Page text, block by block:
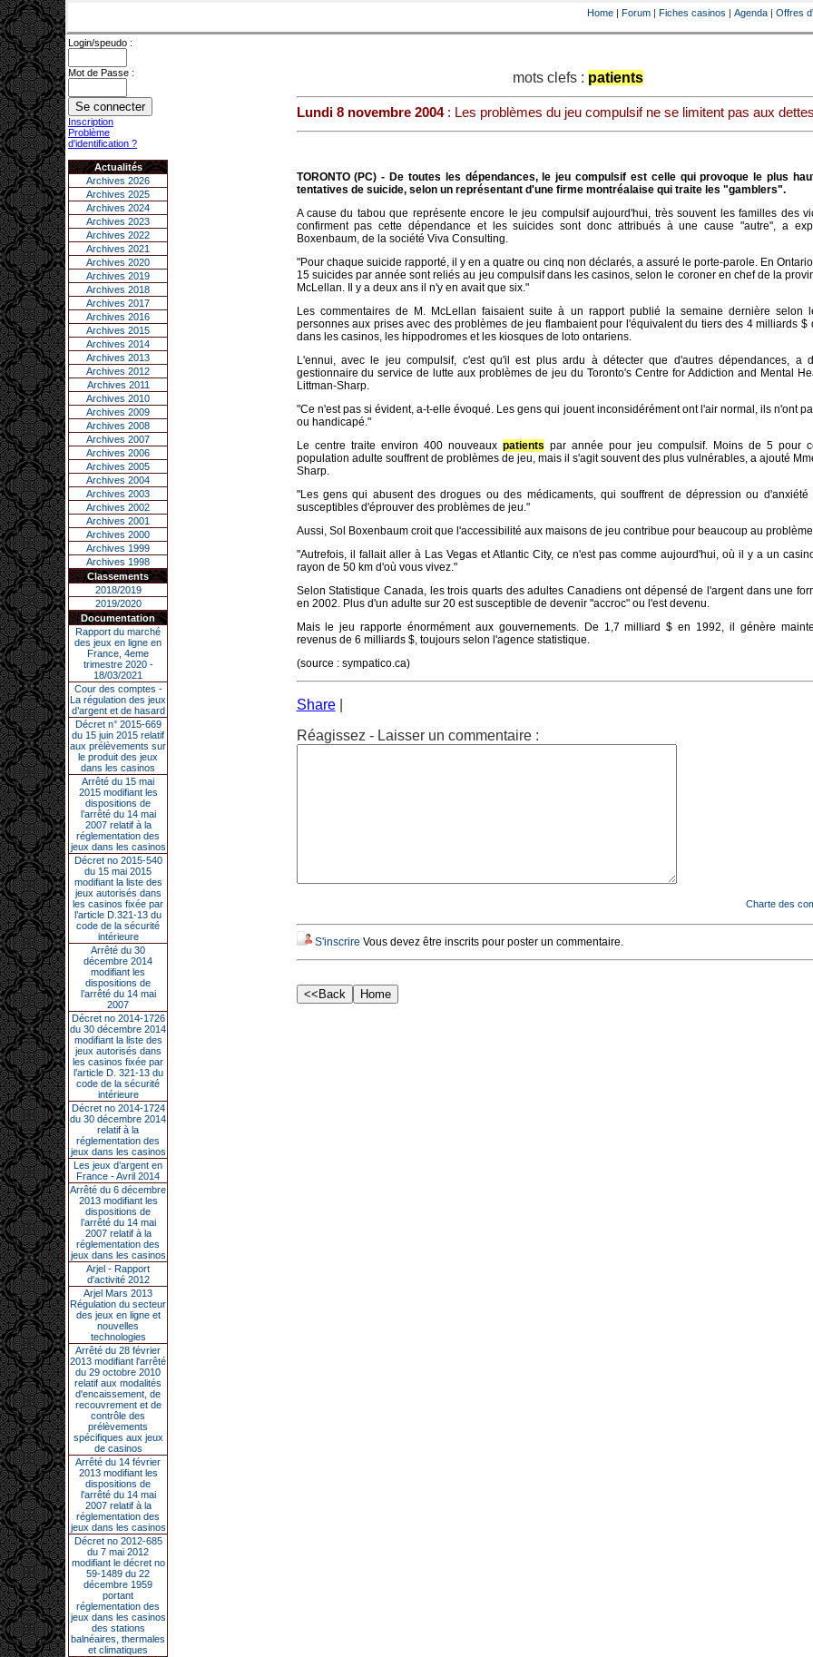
Home | Forum | Fiches casinos | Agenda | Offres
Login/speudo :
Mot de Passe :
Inscription
Problème
d'identification ?
Actualités
Archives 2026
Archives 2025
Archives 2024
Archives 2023
Archives 2022
Archives 2021
Archives 2020
Archives 2019
Archives 2018
Archives 2017
Archives 2016
Archives 2015
Archives 2014
Archives 2013
Archives 2012
Archives 2011
Archives 2010
Archives 2009
Archives 2008
Archives 2007
Archives 2006
Archives 2005
Archives 2004
Archives 2003
Archives 2002
Archives 2001
Archives 2000
Archives 1999
Archives 1998
Classements
2018/2019
2019/2020
Documentation
Rapport du marché
des jeux en ligne en
France, 4eme
trimestre 2020 -
18/03/2021
Cour des comptes -
La régulation des jeux
d’argent et de hasard
Décret n° 2015-669
du 15 juin 2015 relatif
aux prélèvements sur
le produit des jeux
dans les casinos
Arrêté du 15 mai
2015 modifiant les
dispositions de
l’arrêté du 14 mai
2007 relatif à la
réglementation des
jeux dans les casinos
Décret no 2015-540
du 15 mai 2015
modifiant la liste des
jeux autorisés dans
les casinos fixée par
l’article D.321-13 du
code de la sécurité
intérieure
Arrêté du 30
décembre 2014
modifiant les
dispositions de
l’arrêté du 14 mai
2007
Décret no 2014-1726
du 30 décembre 2014
modifiant la liste des
jeux autorisés dans
les casinos fixée par
l’article D. 321-13 du
code de la sécurité
intérieure
Décret no 2014-1724
du 30 décembre 2014
relatif à la
réglementation des
jeux dans les casinos
Les jeux d’argent en
France - Avril 2014
Arrêté du 6 décembre
2013 modifiant les
dispositions de
l’arrêté du 14 mai
2007 relatif à la
réglementation des
jeux dans les casinos
Arjel - Rapport
d'activité 2012
Arjel Mars 2013
Régulation du secteur
des jeux en ligne et
nouvelles
technologies
Arrêté du 28 février
2013 modifiant l'arrêté
du 29 octobre 2010
relatif aux modalités
d'encaissement, de
recouvrement et de
contrôle des
prélèvements
spécifiques aux jeux
de casinos
Arrêté du 14 février
2013 modifiant les
dispositions de
l'arrêté du 14 mai
2007 relatif à la
réglementation des
jeux dans les casinos
Décret no 2012-685
du 7 mai 2012
modifiant le décret no
59-1489 du 22
décembre 1959
portant
réglementation des
jeux dans les casinos
des stations
balnéaires, thermales
et climatiques
mots clefs : patients
Lundi 8 novembre 2004: Les problèmes du jeu compulsif ne se limitent pas aux
TORONTO (PC) - De toutes les dépendances, le jeu compulsif est celle qui provoque le plus
tentatives de suicide, selon un représentant d'une firme montréalaise qui traite les "gamblers".
A cause du tabou que représente encore le jeu compulsif aujourd'hui, très souvent les familles des
confirment pas cette dépendance et les suicides sont donc attribués à une cause "autre", a
Boxenbaum, de la société Viva Consulting.
"Pour chaque suicide rapporté, il y en a quatre ou cinq non déclarés, a assuré le porte-parole. En
15 suicides par année sont reliés au jeu compulsif dans les casinos, selon le coroner en chef de la
McLellan. Il y a deux ans il n'y en avait que six."
Les commentaires de M. McLellan faisaient suite à un rapport publié la semaine dernière selon
personnes aux prises avec des problèmes de jeu flambaient pour l'équivalent du tiers des 4 milliards $
dans les casinos, les hippodromes et les kiosques de loto ontariens.
L'ennui, avec le jeu compulsif, c'est qu'il est plus ardu à détecter que d'autres dépendances, a
gestionnaire du service de lutte aux problèmes de jeu du Toronto's Centre for Addiction and Mental
Littman-Sharp.
"Ce n'est pas si évident, a-t-elle évoqué. Les gens qui jouent inconsidérément ont l'air normal, ils n'ont
ou handicapé."
Le centre traite environ 400 nouveaux patients par année pour jeu compulsif. Moins de 5 pour
population adulte souffrent de problèmes de jeu, mais il s'agit souvent des plus vulnérables, a ajouté
Sharp.
"Les gens qui abusent des drogues ou des médicaments, qui souffrent de dépression ou d'anxiété
susceptibles d'éprouver des problèmes de jeu."
Aussi, Sol Boxenbaum croit que l'accessibilité aux maisons de jeu contribue pour beaucoup au
"Autrefois, il fallait aller à Las Vegas et Atlantic City, ce n'est pas comme aujourd'hui, où il y a un
rayon de 50 km d'où vous vivez."
Selon Statistique Canada, les trois quarts des adultes Canadiens ont dépensé de l'argent dans une
en 2002. Plus d'un adulte sur 20 est susceptible de devenir "accroc" ou l'est devenu.
Mais le jeu rapporte énormément aux gouvernements. De 1,7 milliard $ en 1992, il génère
revenus de 6 milliards $, toujours selon l'agence statistique.
(source : sympatico.ca)
Share
Réagissez - Laisser un commentaire :
Charte des
S'inscrire Vous devez être inscrits pour poster un commentaire.